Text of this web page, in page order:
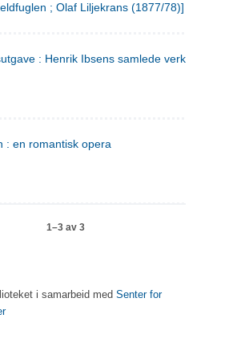
; Olaf Liljekrans (1877/78)]
: Henrik Ibsens samlede verker. 3
: en romantisk opera
1–3 av 3
i samarbeid med Senter for